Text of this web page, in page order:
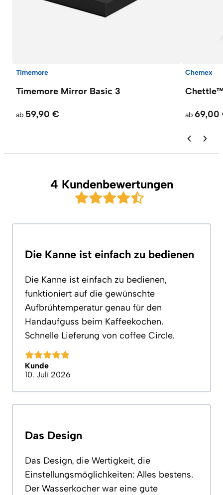
Timemore
Timemore Mirror Basic 3
ab 59,90 €
Chemex
ab 69,00
4 Kundenbewertungen
Die Kanne ist einfach zu bedienen
Die Kanne ist einfach zu bedienen,
funktioniert auf die gewünschte
Aufbrühtemperatur genau für den
Handaufguss beim Kaffeekochen.
Schnelle Lieferung von coffee Circle.
Kunde
10. Juli 2026
Das Design
Das Design, die Wertigkeit, die
Einstellungsmöglichkeiten: Alles bestens.
Der Wasserkocher war eine gute